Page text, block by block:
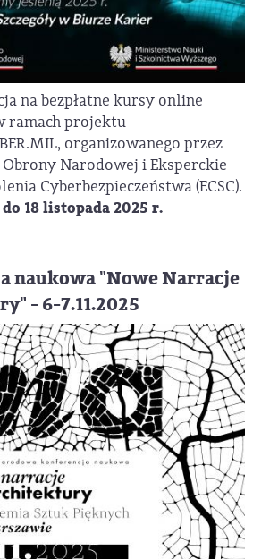
na bezpłatne kursy online
ramach projektu
organizowanego przez
Narodowej i Eksperckie
Cyberbezpieczeństwa (ECSC).
do 18 listopada 2025 r.
naukowa "Nowe Narracje
- 6-7.11.2025